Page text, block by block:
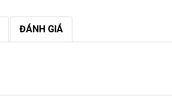
ĐÁNH GIÁ